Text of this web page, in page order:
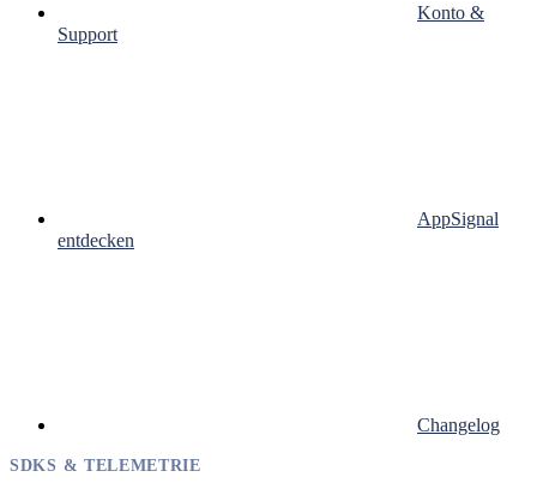
Konto &
Support
AppSignal
entdecken
Changelog
SDKS & TELEMETRIE